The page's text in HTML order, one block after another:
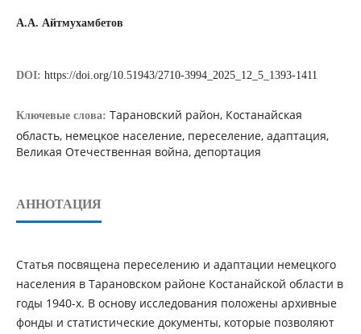
А.А. Айтмухамбетов
DOI: https://doi.org/10.51943/2710-3994_2025_12_5_1393-1411
Ключевые слова: Тарановский район, Костанайская
область, немецкое население, переселение, адаптация,
Великая Отечественная война, депортация
АННОТАЦИЯ
Статья посвящена переселению и адаптации немецкого
населения в Тарановском районе Костанайской области в
годы 1940-х. В основу исследования положены архивные
фонды и статистические документы, которые позволяют